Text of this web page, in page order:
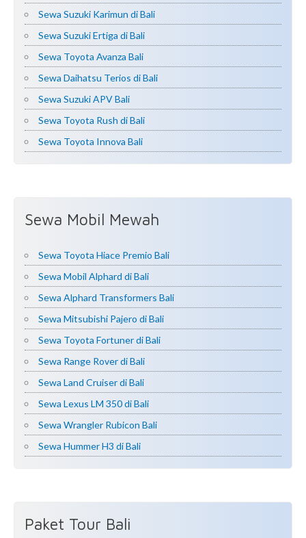
Sewa Suzuki Karimun di Bali
Sewa Suzuki Ertiga di Bali
Sewa Toyota Avanza Bali
Sewa Daihatsu Terios di Bali
Sewa Suzuki APV Bali
Sewa Toyota Rush di Bali
Sewa Toyota Innova Bali
Sewa Mobil Mewah
Sewa Toyota Hiace Premio Bali
Sewa Mobil Alphard di Bali
Sewa Alphard Transformers Bali
Sewa Mitsubishi Pajero di Bali
Sewa Toyota Fortuner di Bali
Sewa Range Rover di Bali
Sewa Land Cruiser di Bali
Sewa Lexus LM 350 di Bali
Sewa Wrangler Rubicon Bali
Sewa Hummer H3 di Bali
Paket Tour Bali